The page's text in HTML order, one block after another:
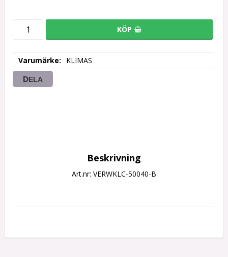
KÖP
Varumärke KLIMAS
DELA
Beskrivning
Art.nr: VERWKLC-50040-B